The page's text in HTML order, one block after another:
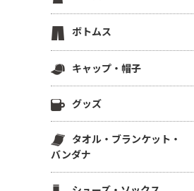
その他Tシャツ
スポーツアクセサリー
はっぴ
その他ジャケット・アウター
後染め・ピグメント長袖Tシャ
その他長袖Tシャツ
保冷・保温バッグ
デニムバッグ
ショルダーバッグ
サコッシュ・スマホショルダ
エコ素材(SDGs) バッグ・ポー
チ
麻(ヘンプ)・ジュートバッグ
ワークシャツ
チェックシャツ
アロハ・柄物シャツ
シャツジャケット
ワークシャツ(長袖)
ワークパンツ
ワーク系アウター
つなぎ・オーバーオール
調理服・コックウェア
スクラブ
白衣・医療用ジャケット
ワンピース・ナースウエア
胸当てエプロン
ショートエプロン
ミドルエプロン
ロング(ソムリエ)エプロン
帆前掛け
ボトムス
ロングパンツ
ハーフパンツ
ショーツ
スウェットパンツ(裏毛)
スウェットパンツ(裏起毛)
ワークパンツ
キャップ・帽子
キャップ
ニットキャップ
ハット
メッシュキャップ
コットンキャップ
グッズ
マグカップ・湯呑
ボトル・タンブラー
ステーショナリー
タオル・ブランケット・
バンダナ
無地タオル